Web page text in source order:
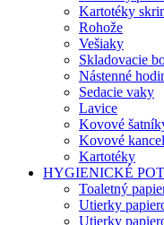
Kartotéky
Rohože
Vešiaky
Skladovacie
Nástenné
Sedacie vaky
Lavice
Kovové
Kovové
Kartotéky
HYGIENICKÉ
Toaletný
Utierky
Utierky